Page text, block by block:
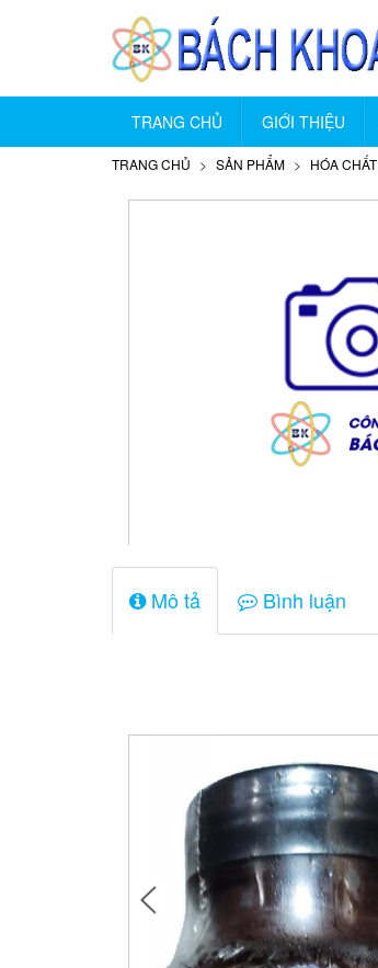
TRANG CHỦ GIỚI THIỆU
TRANG CHỦ SẢN PHẨM HÓA CHẤT
Mô tả Bình luận